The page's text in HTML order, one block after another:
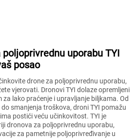
uporabu TYI
posao
drone za poljoprivrednu uporabu,
vjerovati. Dronovi TYI dolaze opremljeni
lako praćenje i upravljanje biljkama. Od
smanjenja troškova, droni TYI pomažu
postići veću učinkovitost. TYI je
dronova za poljoprivrednu uporabu,
za pametnije poljoprivređivanje u